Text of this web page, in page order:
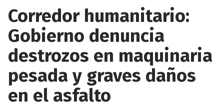
Corredor humanitario:
Gobierno denuncia
destrozos en maquinaria
pesada y graves daños
en el asfalto